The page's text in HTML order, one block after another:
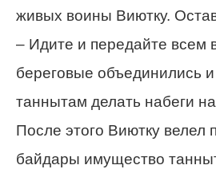
живых воины Виютку.
– Идите и передайте всем
береговые объединились
таннытам делать набеги
После этого Виютку велел
байдары имущество